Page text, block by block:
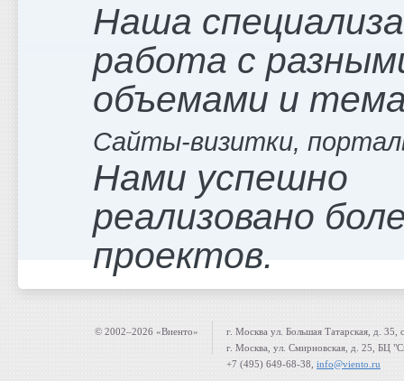
Наша
работа с
объемами и
Сайты-визитки,
Нами успешно
реализовано
проектов.
© 2002–2026 «Виенто»
г. Москва ул. Большая Татарская, д. 35,
г. Москва, ул. Смирновская, д. 25, БЦ
+7 (495) 649-68-38, info@viento.ru